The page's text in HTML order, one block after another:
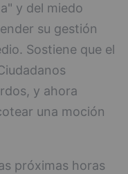
y del miedo
su gestión
Sostiene que el
y ahora
una moción
próximas horas